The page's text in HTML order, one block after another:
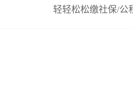
轻轻松松缴社保/公